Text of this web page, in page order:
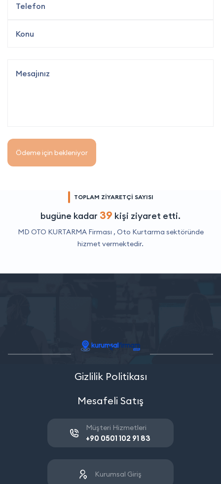
Ödeme için bekleniyor
TOPLAM ZİYARETÇİ SAYISI
bugüne kadar 39 kişi ziyaret etti.
MD OTO KURTARMA Firması , Oto Kurtarma sektöründe
hizmet vermektedir.
Gizlilik Politikası
Mesafeli Satış
Müşteri Hizmetleri
+90 0501 102 91 83
Kurumsal Giriş